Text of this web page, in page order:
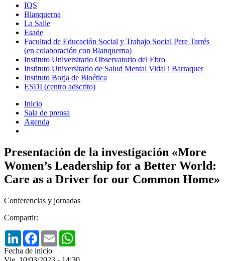
IQS
Blanquerna
La Salle
Esade
Facultad de Educación Social y Trabajo Social Pere Tarrés
(en colaboración con Blanquerna)
Instituto Universitario Observatorio del Ebro
Instituto Universitario de Salud Mental Vidal i Barraquer
Instituto Borja de Bioética
ESDI (centro adscrito)
Inicio
Sala de prensa
Agenda
Presentación de la investigación «More
Women’s Leadership for a Better World:
Care as a Driver for our Common Home»
Conferencias y jornadas
Compartir:
LinkedInFacebook
Email
Fecha de inicio